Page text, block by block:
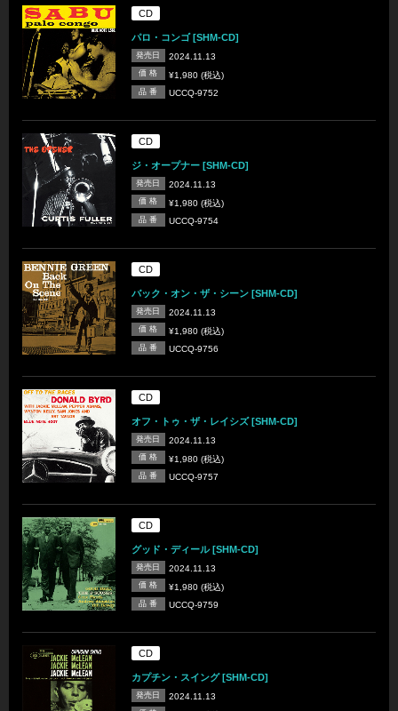
CD
パロ・コンゴ [SHM-CD]
発売日 2024.11.13
価 格 ¥1,980 (税込)
品 番 UCCQ-9752
CD
ジ・オープナー [SHM-CD]
発売日 2024.11.13
価 格 ¥1,980 (税込)
品 番 UCCQ-9754
CD
バック・オン・ザ・シーン [SHM-CD]
発売日 2024.11.13
価 格 ¥1,980 (税込)
品 番 UCCQ-9756
CD
オフ・トゥ・ザ・レイシズ [SHM-CD]
発売日 2024.11.13
価 格 ¥1,980 (税込)
品 番 UCCQ-9757
CD
グッド・ディール [SHM-CD]
発売日 2024.11.13
価 格 ¥1,980 (税込)
品 番 UCCQ-9759
CD
カプチン・スイング [SHM-CD]
発売日 2024.11.13